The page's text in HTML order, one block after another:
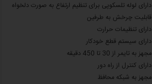
دارای لوله تلسکوپی برای تنظیم ارتفاع به صورت دلخواه
قابلیت چرخش به طرفین
دارای تنظیمات حرارت
دارای سیستم قطع خودکار
مجهز به تایمر از 30 تا 450 دقیقه
دارای کنترل از راه دور
مجهز به شبکه محافظ